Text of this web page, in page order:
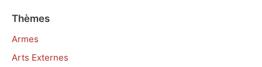
Thèmes
Armes
Arts Externes